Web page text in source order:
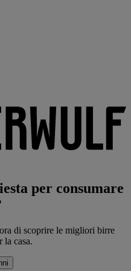
per consumare
di scoprire le migliori birre
la casa.